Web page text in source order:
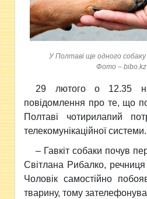
У Полтаві ще одного
Фото – bibo.kz
29 лютого о 12.35
повідомлення про те, що
Полтаві чотирилапий
телекомунікаційної системи.
– Гавкіт собаки почув
Світлана Рибалко,
Чоловік самостійно
тварину, тому